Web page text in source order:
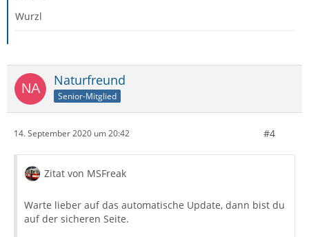
Wurzl
Naturfreund
Senior-Mitglied
14. September 2020 um 20:42 #4
Zitat von MSFreak
Warte lieber auf das automatische Update, dann bist du
auf der sicheren Seite.